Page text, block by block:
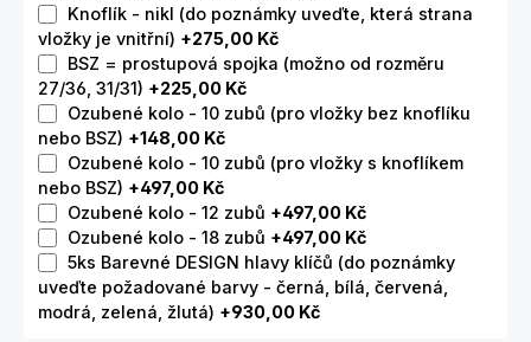
Knoflík - nikl (do poznámky uveďte, která strana
vložky je vnitřní) +275,00 Kč
BSZ = prostupová spojka (možno od rozměru
27/36, 31/31) +225,00 Kč
Ozubené kolo - 10 zubů (pro vložky bez knoflíku
nebo BSZ) +148,00 Kč
Ozubené kolo - 10 zubů (pro vložky s knoflíkem
nebo BSZ) +497,00 Kč
Ozubené kolo - 12 zubů +497,00 Kč
Ozubené kolo - 18 zubů +497,00 Kč
5ks Barevné DESIGN hlavy klíčů (do poznámky
uveďte požadované barvy - černá, bílá, červená,
modrá, zelená, žlutá) +930,00 Kč